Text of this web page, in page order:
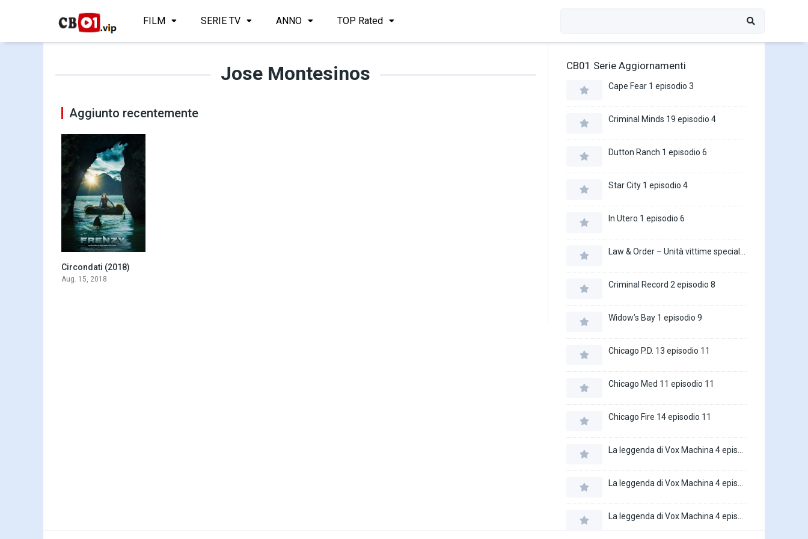
FILM SERIE TV ANNO TOP Rated
Jose Montesinos
Aggiunto recentemente
Circondati (2018)
Aug. 15, 2018
CB01 Serie Aggiornamenti
Cape Fear 1 episodio 3
Criminal Minds 19 episodio 4
Dutton Ranch 1 episodio 6
Star City 1 episodio 4
In Utero 1 episodio 6
Criminal Record 2 episodio 8
Widow’s Bay 1 episodio 9
Chicago P.D. 13 episodio 11
Chicago Med 11 episodio 11
Chicago Fire 14 episodio 11